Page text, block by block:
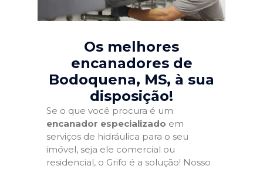
Os melhores
encanadores de
Bodoquena, MS, à sua
disposição!
Se o que você procura é um
encanador especializado em
serviços de hidráulica para o seu
imóvel, seja ele comercial ou
residencial, o Grifo é a solução! Nosso